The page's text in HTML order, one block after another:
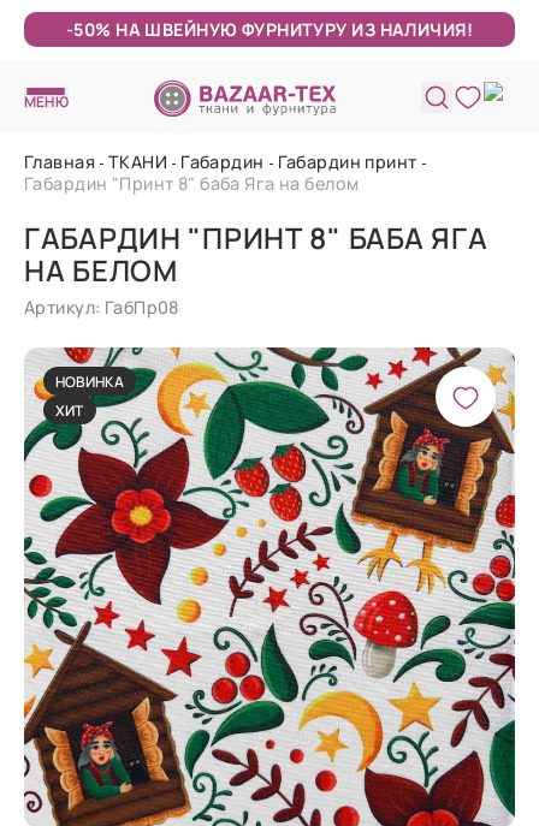
-50% НА ШВЕЙНУЮ ФУРНИТУРУ ИЗ НАЛИЧИЯ!
МЕНЮ
Главная ТКАНИ Габардин
Габардин принт
Габардин "Принт 8" баба Яга на белом
ГАБАРДИН "ПРИНТ 8" БАБА ЯГА
НА БЕЛОМ
Артикул: ГабПр08
НОВИНКА
ХИТ